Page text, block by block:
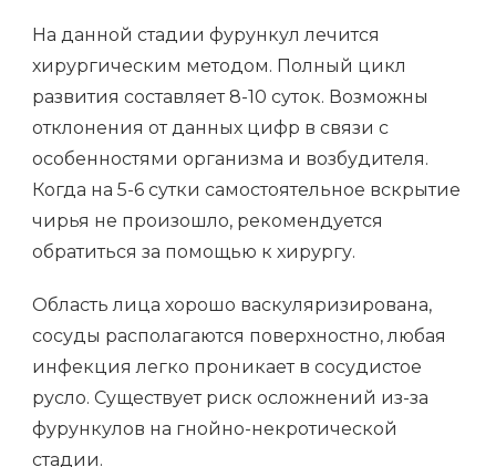
На данной стадии фурункул лечится
хирургическим методом. Полный цикл
развития составляет 8-10 суток. Возможны
отклонения от данных цифр в связи с
особенностями организма и возбудителя.
Когда на 5-6 сутки самостоятельное вскрытие
чирья не произошло, рекомендуется
обратиться за помощью к хирургу.
Область лица хорошо васкуляризирована,
сосуды располагаются поверхностно, любая
инфекция легко проникает в сосудистое
русло. Существует риск осложнений из-за
фурункулов на гнойно-некротической
стадии.